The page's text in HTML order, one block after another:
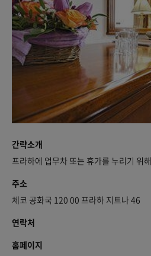
간략소개
프라하에 업무차 또는 휴가를 누리기 위
주소
체코 공화국 120 00 프라하 지트나 46
연락처
홈페이지